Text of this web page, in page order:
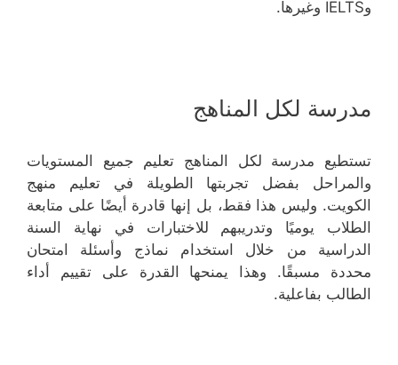
وIELTS وغيرها.
مدرسة لكل المناهج
تستطيع مدرسة لكل المناهج تعليم جميع المستويات
والمراحل بفضل تجربتها الطويلة في تعليم منهج
الكويت. وليس هذا فقط، بل إنها قادرة أيضًا على متابعة
الطلاب يوميًا وتدريبهم للاختبارات في نهاية السنة
الدراسية من خلال استخدام نماذج وأسئلة امتحان
محددة مسبقًا. وهذا يمنحها القدرة على تقييم أداء
الطالب بفاعلية.